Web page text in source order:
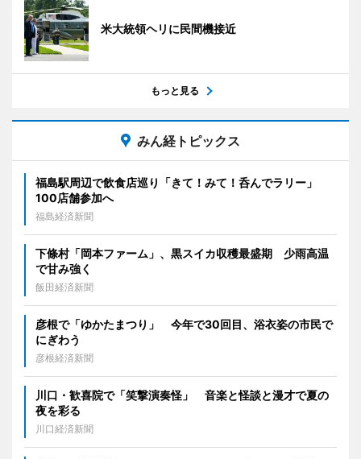
米大統領ヘリに民間機接近
もっと見る
みん経トピックス
福島駅周辺で飲食店巡り「きて！みて！呑んでラリー」
100店舗参加へ
福島経済新聞
下條村「岡本ファーム」、黒スイカ収穫最盛期 少雨高温
で甘み強く
飯田経済新聞
彦根で「ゆかたまつり」 今年で30回目、浴衣姿の市民で
にぎわう
彦根経済新聞
川口・歓喜院で「笑撃演奏怪」 音楽と怪談と漫才で夏の
夜を彩る
川口経済新聞